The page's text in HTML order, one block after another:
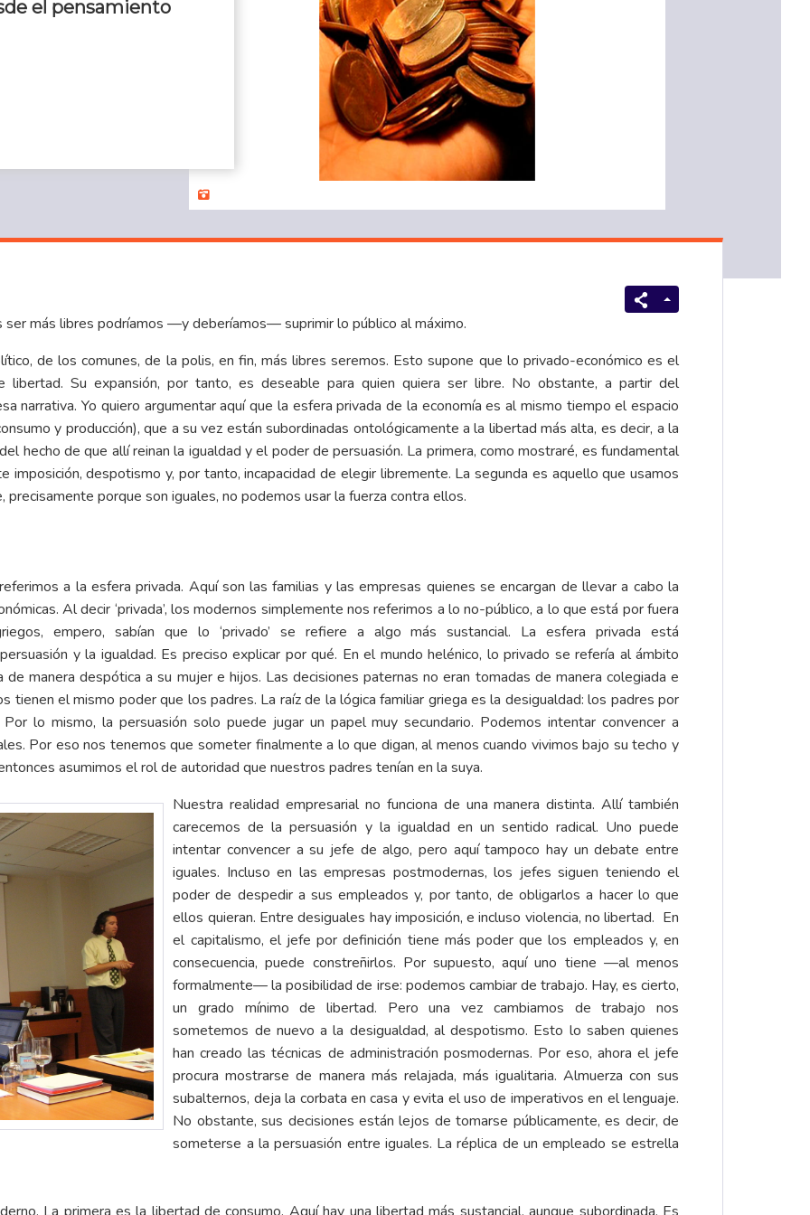
el pensamiento
ser más libres podríamos —y deberíamos— suprimir lo público al máximo.
de los comunes, de la polis, en fin, más libres seremos. Esto supone que lo privado-económico es el
Su expansión, por tanto, es deseable para quien quiera ser libre. No obstante, a partir del
narrativa. Yo quiero argumentar aquí que la esfera privada de la economía es al mismo tiempo el espacio
y producción), que a su vez están subordinadas ontológicamente a la libertad más alta, es decir, a la
hecho de que allí reinan la igualdad y el poder de persuasión. La primera, como mostraré, es fundamental
imposición, despotismo y, por tanto, incapacidad de elegir libremente. La segunda es aquello que usamos
precisamente porque son iguales, no podemos usar la fuerza contra ellos.
a la esfera privada. Aquí son las familias y las empresas quienes se encargan de llevar a cabo la
Al decir ‘privada’, los modernos simplemente nos referimos a lo no-público, a lo que está por fuera
empero, sabían que lo ‘privado’ se refiere a algo más sustancial. La esfera privada está
y la igualdad. Es preciso explicar por qué. En el mundo helénico, lo privado se refería al ámbito
manera despótica a su mujer e hijos. Las decisiones paternas no eran tomadas de manera colegiada e
tienen el mismo poder que los padres. La raíz de la lógica familiar griega es la desigualdad: los padres por
lo mismo, la persuasión solo puede jugar un papel muy secundario. Podemos intentar convencer a
Por eso nos tenemos que someter finalmente a lo que digan, al menos cuando vivimos bajo su techo y
asumimos el rol de autoridad que nuestros padres tenían en la suya.
Nuestra realidad empresarial no funciona de una manera distinta. Allí también
carecemos de la persuasión y la igualdad en un sentido radical. Uno puede
intentar convencer a su jefe de algo, pero aquí tampoco hay un debate entre
iguales. Incluso en las empresas postmodernas, los jefes siguen teniendo el
poder de despedir a sus empleados y, por tanto, de obligarlos a hacer lo que
ellos quieran. Entre desiguales hay imposición, e incluso violencia, no libertad. En
el capitalismo, el jefe por definición tiene más poder que los empleados y, en
consecuencia, puede constreñirlos. Por supuesto, aquí uno tiene —al menos
formalmente— la posibilidad de irse: podemos cambiar de trabajo. Hay, es cierto,
un grado mínimo de libertad. Pero una vez cambiamos de trabajo nos
sometemos de nuevo a la desigualdad, al despotismo. Esto lo saben quienes
han creado las técnicas de administración posmodernas. Por eso, ahora el jefe
procura mostrarse de manera más relajada, más igualitaria. Almuerza con sus
subalternos, deja la corbata en casa y evita el uso de imperativos en el lenguaje.
No obstante, sus decisiones están lejos de tomarse públicamente, es decir, de
someterse a la persuasión entre iguales. La réplica de un empleado se estrella